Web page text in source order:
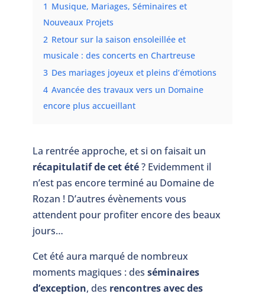
1 Musique, Mariages, Séminaires et
Nouveaux Projets
2 Retour sur la saison ensoleillée et
musicale : des concerts en Chartreuse
3 Des mariages joyeux et pleins d’émotions
4 Avancée des travaux vers un Domaine
encore plus accueillant
La rentrée approche, et si on faisait un
récapitulatif de cet été? Evidemment il
n’est pas encore terminé au Domaine de
Rozan ! D’autres évènements vous
attendent pour profiter encore des beaux
jours…
Cet été aura marqué de nombreux
moments magiques : des séminaires
d’exception, des rencontres avec des